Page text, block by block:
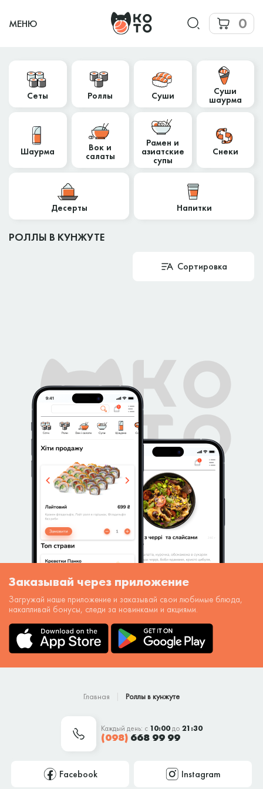
МЕНЮ 0
Сеты Роллы Суши Суши
шаурма
Шаурма Вок и
салаты
Рамен и
азиатские
супы
Снеки
Десерты Напитки
РОЛЛЫ В КУНЖУТЕ
Сортировка
Заказывай через приложение
Загружай наше приложение и заказывай свои любимые блюда,
накапливай бонусы, следи за новинками и акциями.
Главная Роллы в кунжуте
Каждый день: с 10:00до 21:30
(098)668 99 99
Facebook Instagram